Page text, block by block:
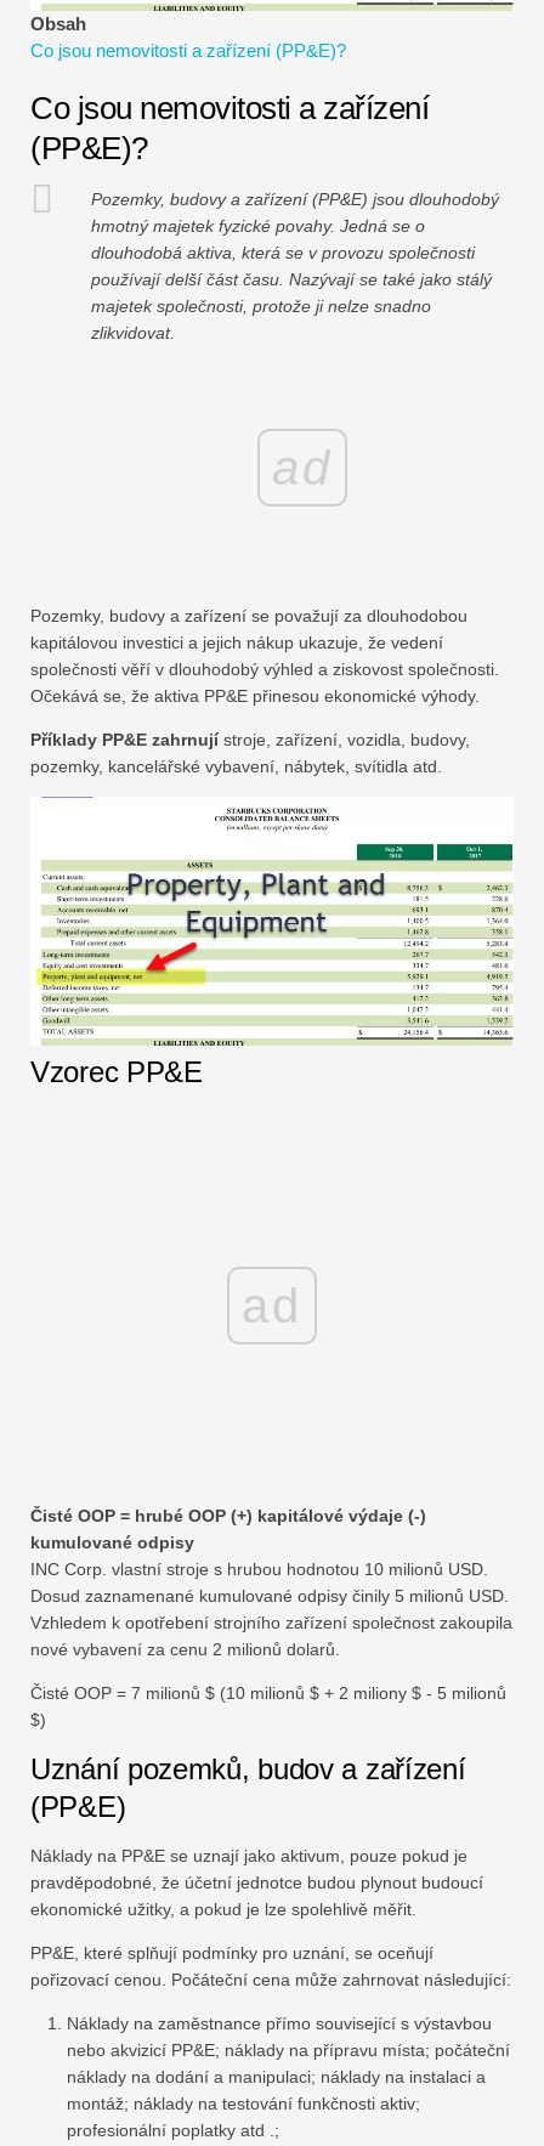
Návody k finančnímu modelování
Výukové programy pro řízení rizik
Obsah
Co jsou nemovitosti a zařízení (PP&E)?
Co jsou nemovitosti a zařízení
(PP&E)?
Pozemky, budovy a zařízení (PP&E) jsou dlouhodobý
hmotný majetek fyzické povahy. Jedná se o
dlouhodobá aktiva, která se v provozu společnosti
používají delší část času. Nazývají se také jako stálý
majetek společnosti, protože ji nelze snadno
zlikvidovat.
ad
Pozemky, budovy a zařízení se považují za dlouhodobou
kapitálovou investici a jejich nákup ukazuje, že vedení
společnosti věří v dlouhodobý výhled a ziskovost společnosti.
Očekává se, že aktiva PP&E přinesou ekonomické výhody.
Příklady PP&E zahrnujístroje, zařízení, vozidla, budovy,
pozemky, kancelářské vybavení, nábytek, svítidla atd.
Vzorec PP&E
ad
Čisté OOP = hrubé OOP (+) kapitálové výdaje (-)
kumulované odpisy
INC Corp. vlastní stroje s hrubou hodnotou 10 milionů USD.
Dosud zaznamenané kumulované odpisy činily 5 milionů USD.
Vzhledem k opotřebení strojního zařízení společnost zakoupila
nové vybavení za cenu 2 milionů dolarů.
Čisté OOP = 7 milionů $ (10 milionů $ + 2 miliony $ - 5 milionů
$)
Uznání pozemků, budov a zařízení
(PP&E)
Náklady na PP&E se uznají jako aktivum, pouze pokud je
pravděpodobné, že účetní jednotce budou plynout budoucí
ekonomické užitky, a pokud je lze spolehlivě měřit.
PP&E, které splňují podmínky pro uznání, se oceňují
pořizovací cenou. Počáteční cena může zahrnovat následující:
Náklady na zaměstnance přímo související s výstavbou
nebo akvizicí PP&E; náklady na přípravu místa; počáteční
náklady na dodání a manipulaci; náklady na instalaci a
montáž; náklady na testování funkčnosti aktiv;
profesionální poplatky atd .;